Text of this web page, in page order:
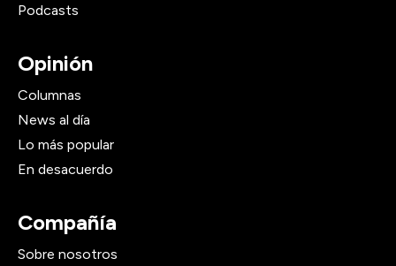
Podcasts
Opinión
Columnas
News al día
Lo más popular
En desacuerdo
Compañía
Sobre nosotros